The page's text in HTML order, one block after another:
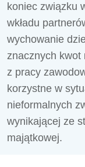
koniec związku
wkładu
wychowanie
znacznych kwot
z pracy
korzystne w
nieformalnych
wynikającej ze
majątkowej.